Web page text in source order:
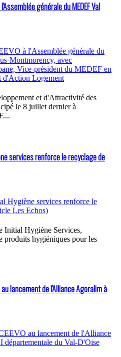
générale du MEDEF Val
et d'Attractivité des
le 8 juillet dernier à
services renforce le recyclage de
Initial Hygiène Services,
produits hygiéniques pour les
lancement de l'Alliance Agoralim à